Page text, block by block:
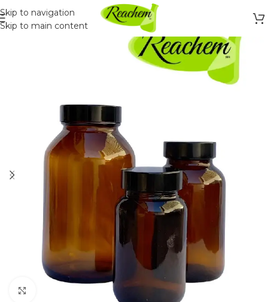
Skip to navigation
Skip to main content